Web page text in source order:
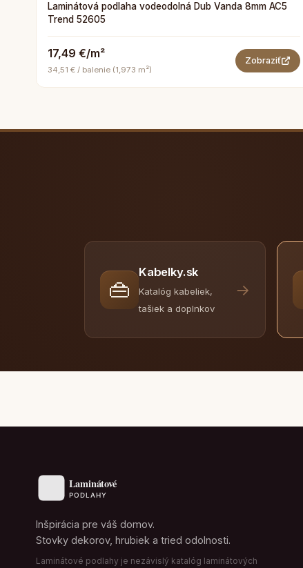
Laminátová podlaha vodeodolná Dub Vanda 8mm AC5
Trend 52605
17,49 €/m²
34,51 € / balenie (1,973 m²)
Zobraziť
👜
Kabelky.sk
Katalóg kabeliek,
tašiek a doplnkov
→
Inšpirácia pre váš domov.
Stovky dekorov, hrubiek a tried odolnosti.
Laminátové podlahy je nezávislý katalóg laminátových